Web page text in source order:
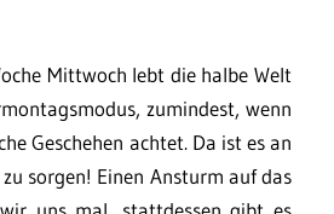
Mittwoch lebt die halbe Welt
zumindest, wenn
Geschehen achtet. Da ist es an
sorgen! Einen Ansturm auf das